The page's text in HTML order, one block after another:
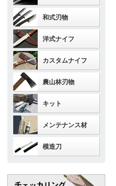
和式刃物
洋式ナイフ
カスタムナイフ
農山林刃物
キット
メンテナンス材
模造刀